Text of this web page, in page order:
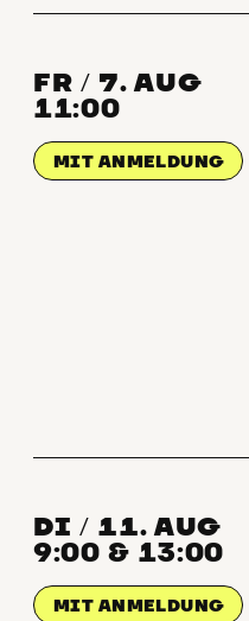
FR / 7. AUG
11:00
MIT ANMELDUNG
DI / 11. AUG
9:00 & 13:00
MIT ANMELDUNG